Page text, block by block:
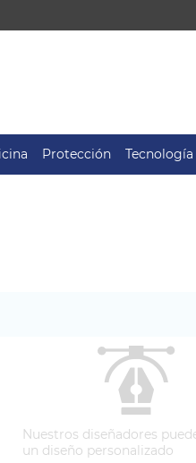
Protección Tecnología
Nuestros diseñadores
un diseño personalizado